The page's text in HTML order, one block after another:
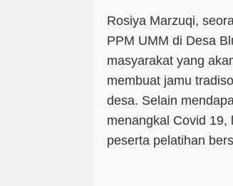
Rosiya Marzuqi,
PPM UMM di Desa
masyarakat yang
membuat jamu
desa. Selain
menangkal Covid 19,
peserta pelatihan